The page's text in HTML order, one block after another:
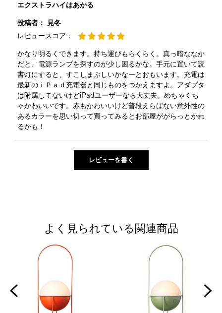
エクストラハイはあかる
投稿者：
見冬
レビュースコア：
かなり明るくできます。持ち運びもらくらく。真っ暗ななか
だと、電源ランプを探すのが少し困るかな。手元に置いて読
書灯にすると、すこしまぶしいかなーとおもいます。充電は
最新のｉＰａｄ充電器と同じものをつかえますよ。アダプタ
は附属してないけどiPadユーザーなら大丈夫。めちゃくち
ゃかわいいです。赤もかわいいけど普段えらばない意外性の
あるカラーを思い切って買ってみるとお部屋ががらっとかわ
るかも！
よく見られている関連商品